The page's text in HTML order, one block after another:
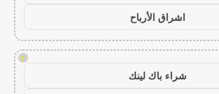
اشراق الأرباح
!
شراء باك لينك